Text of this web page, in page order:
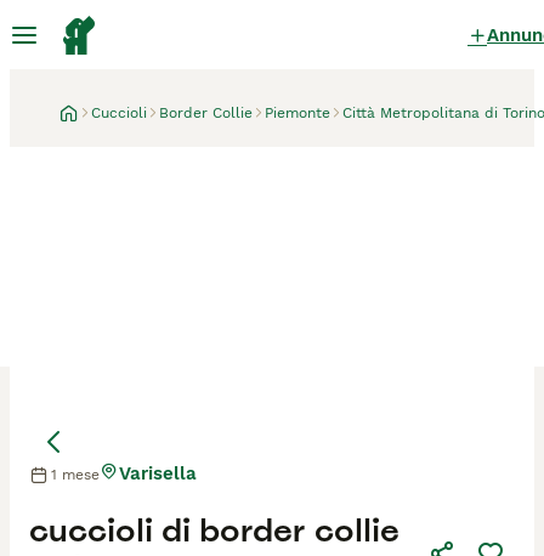
Cuccioli Border Collie Piemonte Città Metropolitana di Torino
cuccioli di border collie
1 mese Varisella